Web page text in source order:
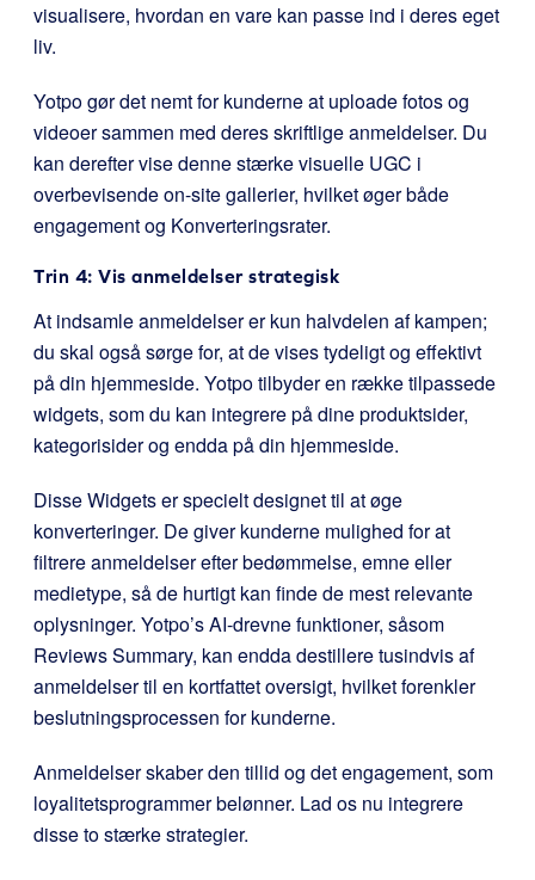
visualisere, hvordan en vare kan passe ind i deres eget
liv.
Yotpo gør det nemt for kunderne at uploade fotos og
videoer sammen med deres skriftlige anmeldelser. Du
kan derefter vise denne stærke visuelle UGC i
overbevisende on-site gallerier, hvilket øger både
engagement og Konverteringsrater.
Trin 4: Vis anmeldelser strategisk
At indsamle anmeldelser er kun halvdelen af kampen;
du skal også sørge for, at de vises tydeligt og effektivt
på din hjemmeside. Yotpo tilbyder en række tilpassede
widgets, som du kan integrere på dine produktsider,
kategorisider og endda på din hjemmeside.
Disse Widgets er specielt designet til at øge
konverteringer. De giver kunderne mulighed for at
filtrere anmeldelser efter bedømmelse, emne eller
medietype, så de hurtigt kan finde de mest relevante
oplysninger. Yotpo’s AI-drevne funktioner, såsom
Reviews Summary, kan endda destillere tusindvis af
anmeldelser til en kortfattet oversigt, hvilket forenkler
beslutningsprocessen for kunderne.
Anmeldelser skaber den tillid og det engagement, som
loyalitetsprogrammer belønner. Lad os nu integrere
disse to stærke strategier.